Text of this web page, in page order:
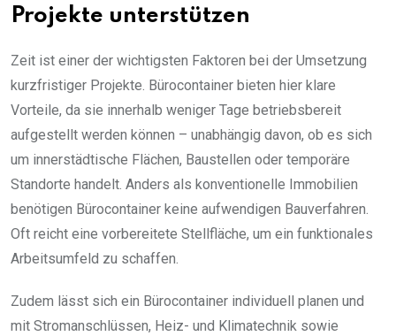
Projekte unterstützen
Zeit ist einer der wichtigsten Faktoren bei der Umsetzung
kurzfristiger Projekte. Bürocontainer bieten hier klare
Vorteile, da sie innerhalb weniger Tage betriebsbereit
aufgestellt werden können – unabhängig davon, ob es sich
um innerstädtische Flächen, Baustellen oder temporäre
Standorte handelt. Anders als konventionelle Immobilien
benötigen Bürocontainer keine aufwendigen Bauverfahren.
Oft reicht eine vorbereitete Stellfläche, um ein funktionales
Arbeitsumfeld zu schaffen.
Zudem lässt sich ein Bürocontainer individuell planen und
mit Stromanschlüssen, Heiz- und Klimatechnik sowie